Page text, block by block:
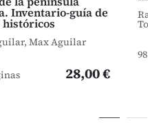
Inventario-guía de
históricos
Max Aguilar
28,00 €